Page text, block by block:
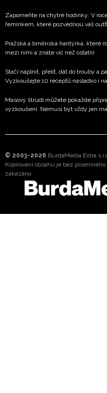
Zapomeňte na chytré hodinky: V
řemínkem, které pozvednou váš
Pražská a brněnská hantýrka, které
mezi nimi a znáte víc než ostatní
Stačí naplnit, přelít, dát do trouby a
Vyzkoušejte 10 receptů nasladko i
Masový štrúdl můžete pokaždé
vyzkoušení. Nemusí být vždy jen
© 2003-2026 BurdaMedia Extra
Kopírování obsahu je bez
zakázáno